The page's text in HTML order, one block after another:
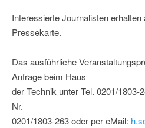
Interessierte Journalisten
Pressekarte.
Das ausführliche
Anfrage beim Haus
der Technik unter Tel. 0201/1803-
Nr.
0201/1803-263 oder per eMail: